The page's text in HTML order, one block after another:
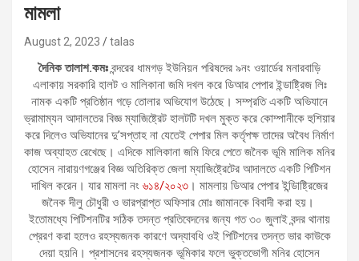
মামলা
August 2, 2023 talas
দৈনিক তালাশ.কমঃবন্দরের ধামগড় ইউনিয়ন পরিষদের ৯নং ওয়ার্ডের মনারবাড়ি
এলাকায় সরকারি হালট ও মালিকানা জমি দখল করে ডিআর পেপার ইন্ডাষ্ট্রিজ লিঃ
নামক একটি প্রতিষ্ঠান গড়ে তোলার অভিযোগ উঠেছে। সম্প্রতি একটি অভিযানে
ভ্রামাম্যন আদালতের বিজ্ঞ ম্যাজিষ্ট্রেট হালটটি দখল মুক্ত করে কোম্পানীকে হুশিয়ার
করে দিলেও অভিযানের দু’সপ্তাহ না যেতেই পেপার মিল কর্তৃপক্ষ তাদের অবৈধ নির্মাণ
কাজ অব্যাহত রেখেছে। এদিকে মালিকানা জমি ফিরে পেতে জনৈক ভূমি মালিক মনির
হোসেন নারায়ণগঞ্জের বিজ্ঞ অতিরিক্ত জেলা ম্যাজিষ্ট্রেটের আদালতে একটি পিটিশন
দাখিল করেন। যার মামলা নং ৬১৪/২০২৩ । মামলায় ডিআর পেপার ইন্ডিাষ্ট্রিজের
জনৈক দীলু চৌধুরী ও ভারপ্রাপ্ত অফিসার মোঃ জামানকে বিবাদী করা হয়।
ইতোমধ্যে পিটিশনটির সঠিক তদন্ত প্রতিবেদনের জন্য গত ৩০ জুলাই বন্দর থানায়
প্রেরণ করা হলেও রহস্যজনক কারণে অদ্যাবধি ওই পিটিশনের তদন্ত ভার কাউকে
দেয়া হয়নি। প্রশাসনের রহস্যজনক ভূমিকার ফলে ভুক্তভোগী মনির হোসেন